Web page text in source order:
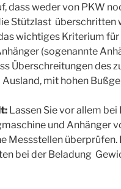
dass weder von PKW
Stützlast überschritten
wichtiges Kriterium
(sogenannte
Überschreitungen des
mit hohen
Lassen Sie vor allem
und Anhänger
Messstellen überprüfen.
bei der Beladung